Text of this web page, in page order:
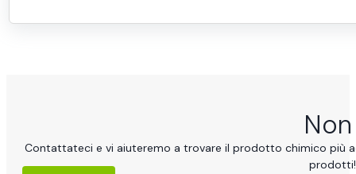
Contattateci e vi aiuteremo a trovare il prodotto chimico più
prodotti!